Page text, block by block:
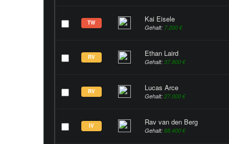
TW Kai Eisele
Gehalt: 7.200 €
RV Ethan Laird
Gehalt: 37.800 €
RV Lucas Arce
Gehalt: 27.000 €
IV Rav van den Berg
Gehalt: 68.400 €